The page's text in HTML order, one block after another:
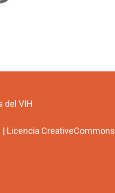
del VIH
| Licencia CreativeCommons